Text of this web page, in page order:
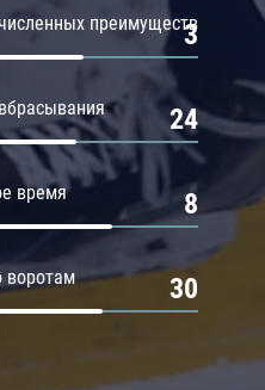
преимуществ
3
24
время 8
воротам 30